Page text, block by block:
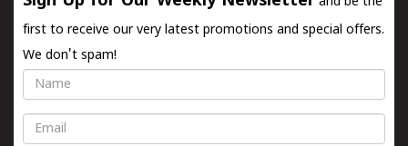
first to receive our very latest promotions and special offers.
We don't spam!
Name
Email